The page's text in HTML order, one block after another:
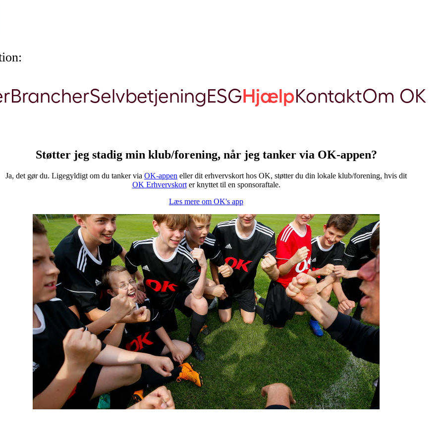
BrancherSelvbetjeningESGHjælpKontaktOm OK
Støtter jeg stadig min klub/forening, når jeg tanker via OK-appen?
Ja, det gør du. Ligegyldigt om du tanker via OK-appen eller dit erhvervskort hos OK, støtter du din lokale klub/forening, hvis dit
OK Erhvervskort​ er knyttet til en sponsoraftale.
Læs mere om OK's app